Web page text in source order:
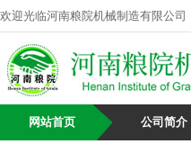
欢迎光临河南粮院机械制造有限公司
网站首页 公司简介